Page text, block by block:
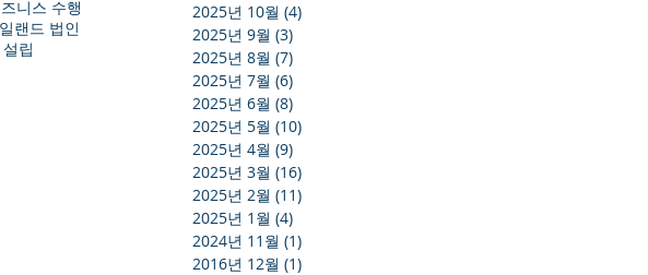
니스 수행
랜드 법인
립
2025년 10월 (4)
2025년 9월 (3)
2025년 8월 (7)
2025년 7월 (6)
2025년 6월 (8)
2025년 5월 (10)
2025년 4월 (9)
2025년 3월 (16)
2025년 2월 (11)
2025년 1월 (4)
2024년 11월 (1)
2016년 12월 (1)